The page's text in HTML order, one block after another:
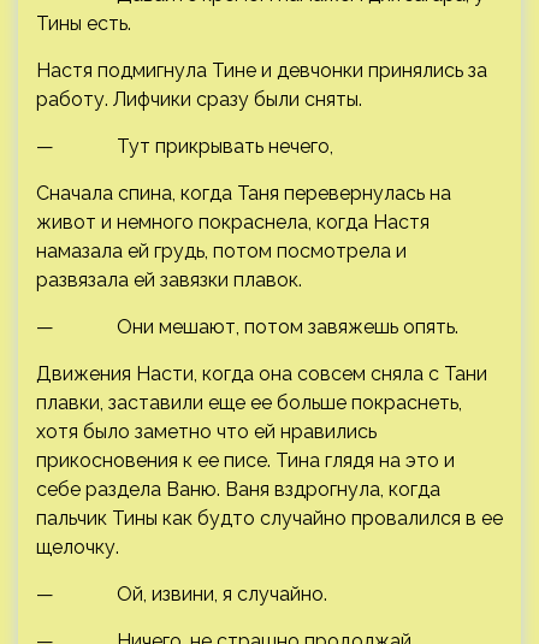
Тины есть.
Настя подмигнула Тине и девчонки принялись за
работу. Лифчики сразу были сняты.
— Тут прикрывать нечего,
Сначала спина, когда Таня перевернулась на
живот и немного покраснела, когда Настя
намазала ей грудь, потом посмотрела и
развязала ей завязки плавок.
— Они мешают, потом завяжешь опять.
Движения Насти, когда она совсем сняла с Тани
плавки, заставили еще ее больше покраснеть,
хотя было заметно что ей нравились
прикосновения к ее писе. Тина глядя на это и
себе раздела Ваню. Ваня вздрогнула, когда
пальчик Тины как будто случайно провалился в ее
щелочку.
— Ой, извини, я случайно.